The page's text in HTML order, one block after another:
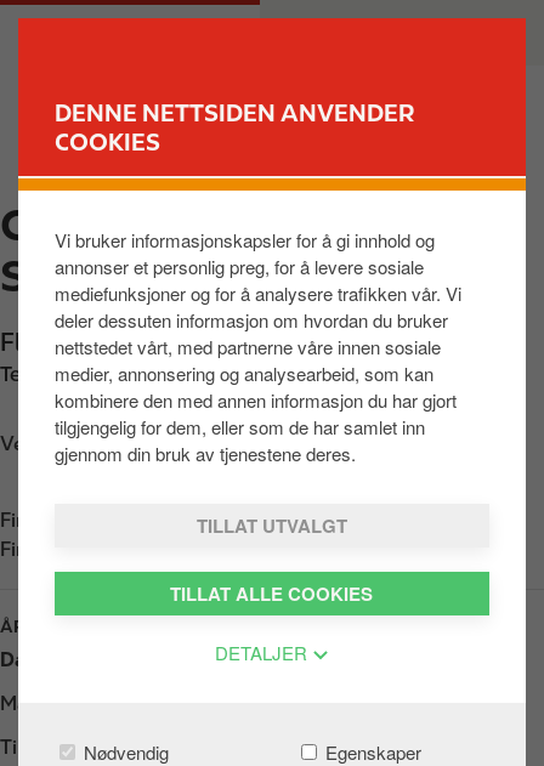
DENNE NETTSIDEN ANVENDER
COOKIES
Vi bruker informasjonskapsler for å gi innhold og
annonser et personlig preg, for å levere sosiale
mediefunksjoner og for å analysere trafikken vår. Vi
deler dessuten informasjon om hvordan du bruker
nettstedet vårt, med partnerne våre innen sosiale
medier, annonsering og analysearbeid, som kan
kombinere den med annen informasjon du har gjort
tilgjengelig for dem, eller som de har samlet inn
gjennom din bruk av tjenestene deres.
TILLAT UTVALGT
TILLAT ALLE COOKIES
DETALJER
Nødvendig
Egenskaper
h
o
v
d
i
h
l
d
M
v
CIRCLE K AUTOMAT
SOLA
Flyplassvegen 213,Sola,4055,NO
Telefon: +4722962530
Veibeskrivelse
Finn oss i
Finn oss i
ÅPNINGSTIDER
Dag
Åpningstider
Mandag
Tirsdag
Open 24h